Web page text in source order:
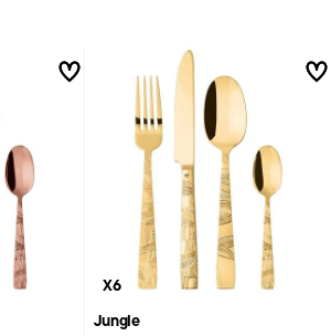
X6
Jungle